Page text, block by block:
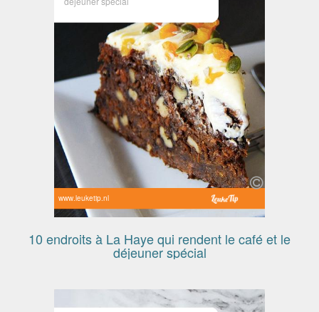
www.leuketip.nl
10 endroits à La Haye qui rendent le café et le
déjeuner spécial